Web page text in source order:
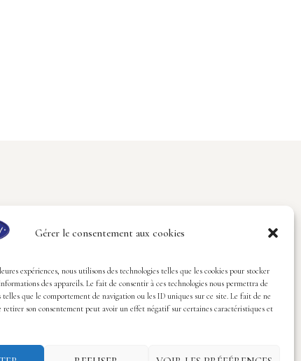
Gérer le consentement aux cookies
expériences, nous utilisons des technologies telles que les cookies pour stocker
des appareils. Le fait de consentir à ces technologies nous permettra de
telles que le comportement de navigation ou les ID uniques sur ce site. Le fait de ne
retirer son consentement peut avoir un effet négatif sur certaines caractéristiques et
Suivez-nous